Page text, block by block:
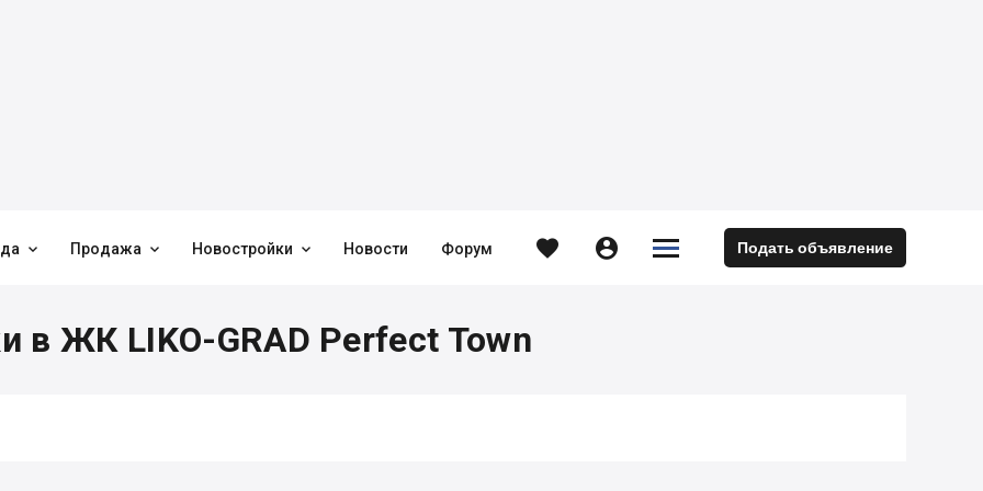
 Продажа  Новостройки  Новости Форум   

 Подать объявление
в ЖК LIKO-GRAD Perfect Town